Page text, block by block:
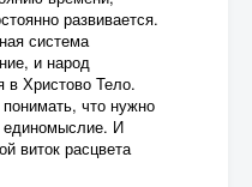
развивается.
система
и народ
в Христово Тело.
что нужно
единомыслие. И
виток расцвета